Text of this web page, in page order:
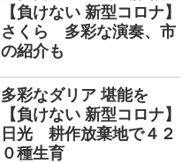
【負けない 新型コロナ】
さくら 多彩な演奏、市
の紹介も
多彩なダリア 堪能を
【負けない 新型コロナ】
日光 耕作放棄地で４２
０種生育